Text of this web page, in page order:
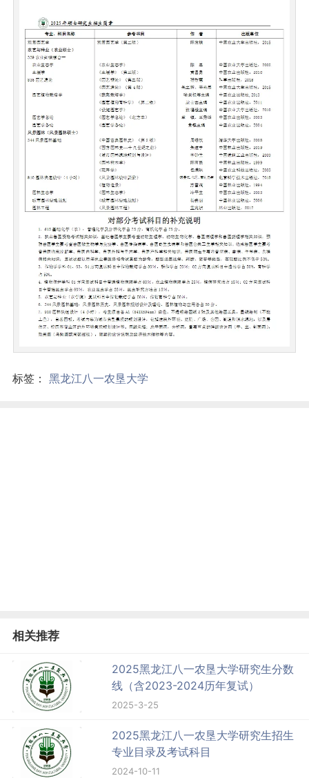
标签： 黑龙江八一农垦大学
相关推荐
2025黑龙江八一农垦大学研究生分数
线（含2023-2024历年复试）
2025-3-25
2025黑龙江八一农垦大学研究生招生
专业目录及考试科目
2024-10-11